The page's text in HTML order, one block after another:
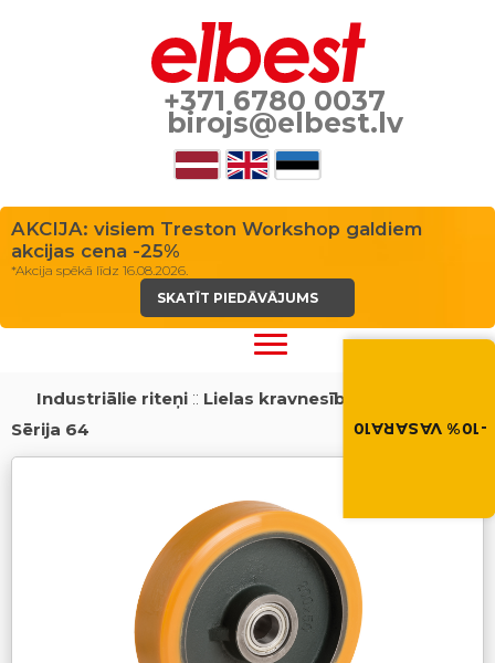
Vasara nāk ar
grozā.
-10% VASARA10
+371 6780 0037
birojs@elbest.lv
AKCIJA: visiem Treston Workshop galdiem
akcijas cena -25%
*Akcija spēkā līdz 16.08.2026.
SKATĪT PIEDĀVĀJUMS
Industriālie riteņi:: Lielas kravnesības riteņi
Sērija 64